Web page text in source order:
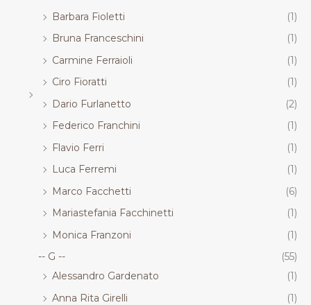
Barbara Fioletti
(1)
Bruna Franceschini
(1)
Carmine Ferraioli
(1)
Ciro Fioratti
(1)
Dario Furlanetto
(2)
Federico Franchini
(1)
Flavio Ferri
(1)
Luca Ferremi
(1)
Marco Facchetti
(6)
Mariastefania Facchinetti
(1)
Monica Franzoni
(1)
-- G --
(55)
Alessandro Gardenato
(1)
Anna Rita Girelli
(1)